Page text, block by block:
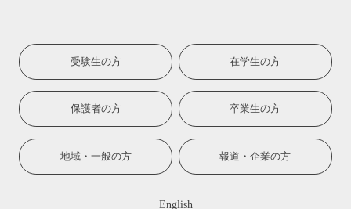
受験生の方 在学生の方
保護者の方 卒業生の方
地域・一般の方 報道・企業の方
English